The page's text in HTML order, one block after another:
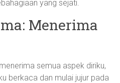
yang sejati.
Menerima
semua aspek diriku,
berkaca dan mulai jujur pada